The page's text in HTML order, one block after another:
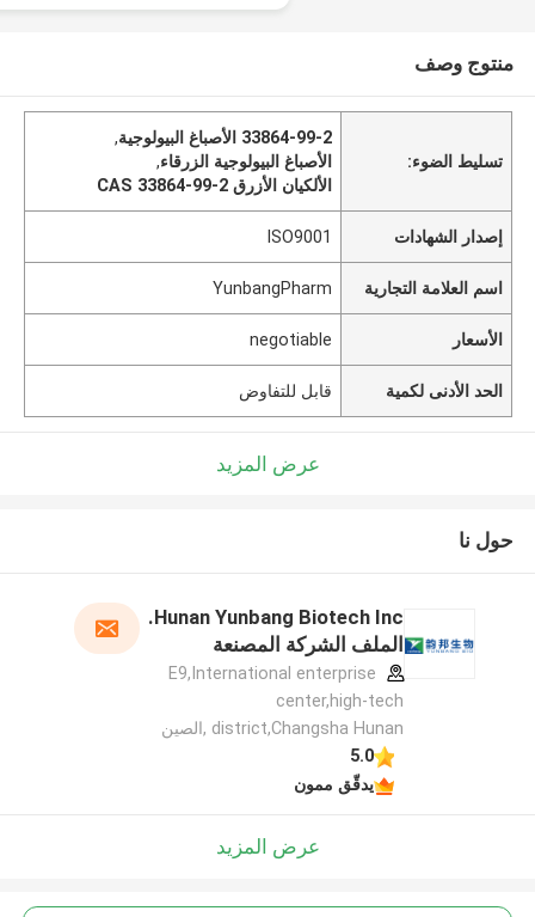
منتوج وصف
تسليط الضوء:
33864-99-2 الأصباغ البيولوجية
,
الأصباغ البيولوجية الزرقاء,
الألكيان الأزرق CAS 33864-99-2
إصدار الشهادات ISO9001
اسم العلامة التجارية YunbangPharm
الأسعار negotiable
الحد الأدنى لكمية قابل للتفاوض
عرض المزيد
حول نا
Hunan Yunbang Biotech Inc.
الملف الشركة المصنعة
E9,International enterprise
center,high-tech
district,Changsha Hunan ,الصين
5.0
يدقّق ممون
عرض المزيد